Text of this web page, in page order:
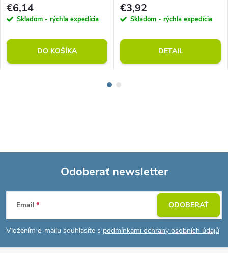
€6,14
Skladom - rýchla expedícia
DO KOŠÍKA
€3,92
Skladom - rýchla expedícia
DETAIL
Z
á
p
Odoberať newsletter
Email
Vložením e-mailu souhlasíte s podmínkami ochrany osobních údajů
ODOBERAŤ